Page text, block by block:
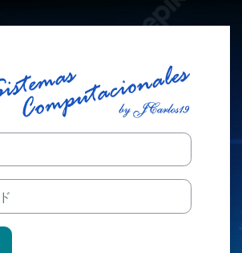
Moodle
ト作成にスキップする